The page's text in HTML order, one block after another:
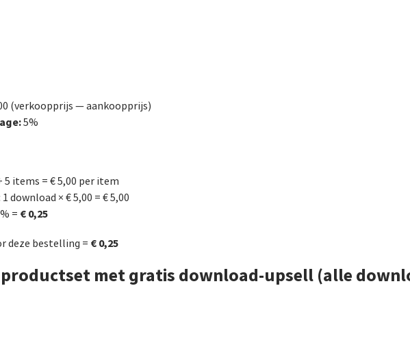
(verkoopprijs — aankoopprijs)
5%
5 items = € 5,00 per item
download × € 5,00 = € 5,00
= € 0,25
deze bestelling = € 0,25
met gratis download-upsell (alle